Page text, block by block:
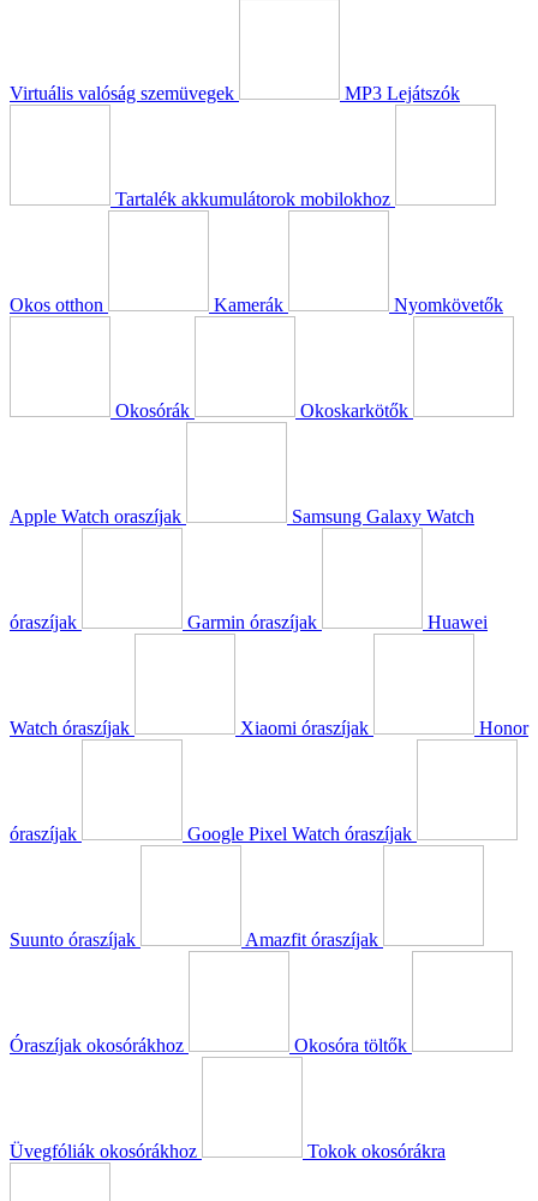
Virtuális valóság szemüvegek MP3 Lejátszók
Tartalék akkumulátorok mobilokhoz
Okos otthon Kamerák Nyomkövetők
Okosórák Okoskarkötők
Apple Watch oraszíjak Samsung Galaxy Watch
óraszíjak Garmin óraszíjak Huawei
Watch óraszíjak Xiaomi óraszíjak Honor
óraszíjak Google Pixel Watch óraszíjak
Suunto óraszíjak Amazfit óraszíjak
Óraszíjak okosórákhoz Okosóra töltők
Üvegfóliák okosórákhoz Tokok okosórákra